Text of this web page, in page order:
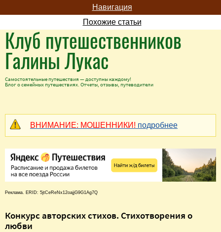
Навигация
Похожие статьи
Клуб путешественников
Галины Лукас
Самостоятельные путешествия — доступны каждому!
Блог о семейных путешествиях. Отчеты, отзывы, путеводители
ВНИМАНИЕ: МОШЕННИКИ! подробнее
Реклама. ERID: 5jtCeReNx12oajjG9G1Ag7Q
Конкурс авторских стихов. Стихотворения о
любви